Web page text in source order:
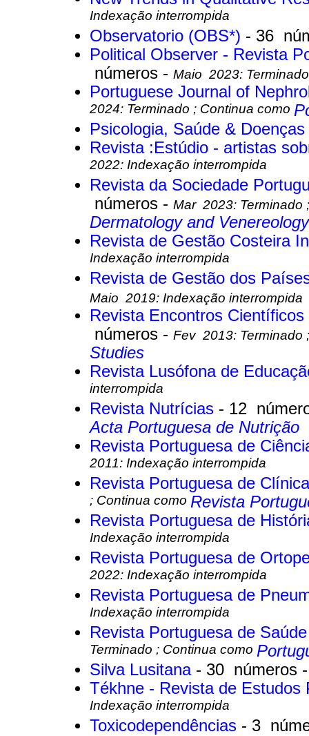
Indexação interrompida
Observatorio (OBS*) - 36
Political Observer - Revista
números - Maio 2023:
Portuguese Journal of
2024: Terminado ; Continua como
Psicologia, Saúde & Doenças
Revista :Estúdio - artistas
2022: Indexação interrompida
Revista da Sociedade
números - Mar 2023: Terminado
Dermatology and Venereology
Revista de Gestão Costeira
Indexação interrompida
Revista de Gestão dos
Maio 2019: Indexação interrompida
Revista Encontros
números - Fev 2013: Terminado
Studies
Revista Lusófona de
interrompida
Revista Nutrícias - 12
Acta Portuguesa de Nutrição
Revista Portuguesa de
2011: Indexação interrompida
Revista Portuguesa de
; Continua como Revista
Revista Portuguesa de
Indexação interrompida
Revista Portuguesa de
2022: Indexação interrompida
Revista Portuguesa de
Indexação interrompida
Revista Portuguesa de
Terminado ; Continua como
Silva Lusitana - 30 números
Tékhne - Revista de Estudos
Indexação interrompida
Toxicodependências - 3